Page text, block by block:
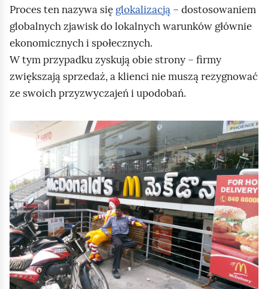
Proces ten nazywa się glokalizacją – dostosowaniem
globalnych zjawisk do lokalnych warunków głównie
ekonomicznych i społecznych.
W tym przypadku zyskują obie strony – firmy
zwiększają sprzedaż, a klienci nie muszą rezygnować
ze swoich przyzwyczajeń i upodobań.
k
n
i
j
,
a
b